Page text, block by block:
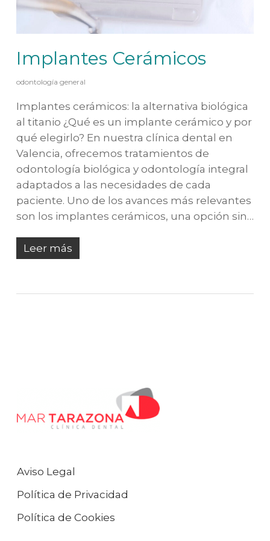
Implantes Cerámicos
odontología general
Implantes cerámicos: la alternativa biológica
al titanio ¿Qué es un implante cerámico y por
qué elegirlo? En nuestra clínica dental en
Valencia, ofrecemos tratamientos de
odontología biológica y odontología integral
adaptados a las necesidades de cada
paciente. Uno de los avances más relevantes
son los implantes cerámicos, una opción sin…
Leer más
Aviso Legal
Política de Privacidad
Política de Cookies